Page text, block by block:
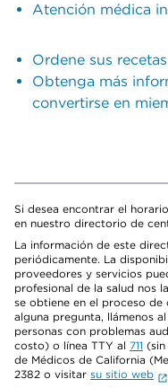
Atención médica
Ordene sus
Obtenga más
convertirse en
Si desea encontrar el
en nuestro directorio de
La información de este
periódicamente. La
proveedores y servicios
profesional de la salud nos
se obtiene en el proceso de
alguna pregunta, llámenos
personas con problemas
costo) o línea TTY al 711
de Médicos de California
2382 o visitar su sitio web